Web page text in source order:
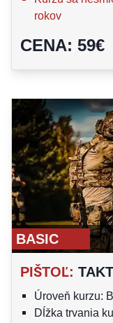
rokov
CENA: 59€
BASIC
PIŠTOĽ:
Úroveň kurzu:
Dĺžka trvania